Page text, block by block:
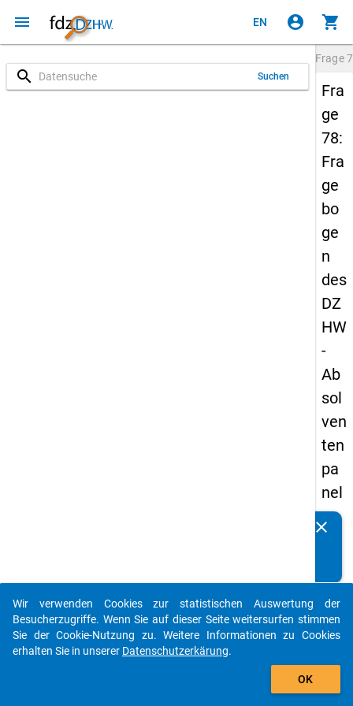
menu EN account_circle shopping_cart
search Suchen
Frage
Fra
ge
78:
Fra
ge
bo
ge
n
des
DZ
HW
-
Ab
sol
ven
ten
pa
nel
s
-
zw
eit
clear
auto_stories
add_shopping_cart
Wir verwenden Cookies zur statistischen Auswertung der
Besucherzugriffe. Wenn Sie auf dieser Seite weitersurfen stimmen
Sie der Cookie-Nutzung zu. Weitere Informationen zu Cookies
erhalten Sie in unserer Datenschutzerkärung.
OK